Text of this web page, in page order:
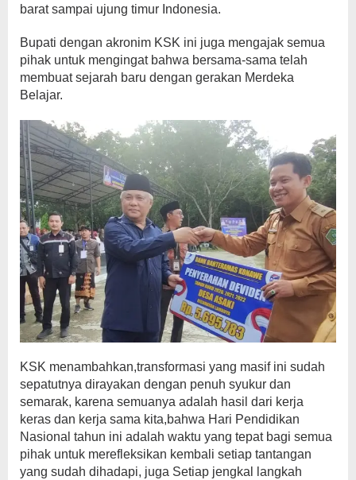
barat sampai ujung timur Indonesia.
Bupati dengan akronim KSK ini juga mengajak semua
pihak untuk mengingat bahwa bersama-sama telah
membuat sejarah baru dengan gerakan Merdeka
Belajar.
KSK menambahkan,transformasi yang masif ini sudah
sepatutnya dirayakan dengan penuh syukur dan
semarak, karena semuanya adalah hasil dari kerja
keras dan kerja sama kita,bahwa Hari Pendidikan
Nasional tahun ini adalah waktu yang tepat bagi semua
pihak untuk merefleksikan kembali setiap tantangan
yang sudah dihadapi, juga Setiap jengkal langkah